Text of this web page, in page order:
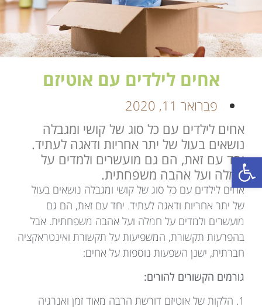
פתח סרגל נגישות
אחים לילדים עם אוטיזם
פברואר 11, 2020
אחים לילדים עם כל סוג של קושי ומגבלה
נושאים בעול של יתר אחריות ודאגה לעתיד.
יחד עם זאת, הם גם מועשרים ולמדים על
חמלה ועל אהבה משפחתית.
אחים לילדים עם כל סוג של קושי ומגבלה נושאים בעול
של יתר אחריות ודאגה לעתיד. יחד עם זאת, הם גם
מועשרים ולמדים על חמלה ועל אהבה משפחתית. אבל
בהפרעות תקשורת, המשפיעות על תקשורת ואינטראקציה
חברתית, ישנן השפעות נוספות על אחים:
גורמים הקשורים להורים:
1. הלקות של אוטיזם דורשת הרבה מאוד זמן ואנרגיה